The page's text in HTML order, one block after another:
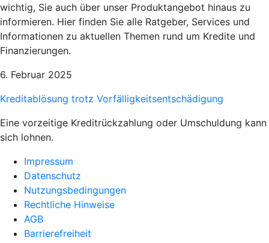
wichtig, Sie auch über unser Produktangebot hinaus zu
informieren. Hier finden Sie alle Ratgeber, Services und
Informationen zu aktuellen Themen rund um Kredite und
Finanzierungen.
6. Februar 2025
Kreditablösung trotz Vorfälligkeitsentschädigung
Eine vorzeitige Kreditrückzahlung oder Umschuldung kann
sich lohnen.
Impressum
Datenschutz
Nutzungsbedingungen
Rechtliche Hinweise
AGB
Barrierefreiheit